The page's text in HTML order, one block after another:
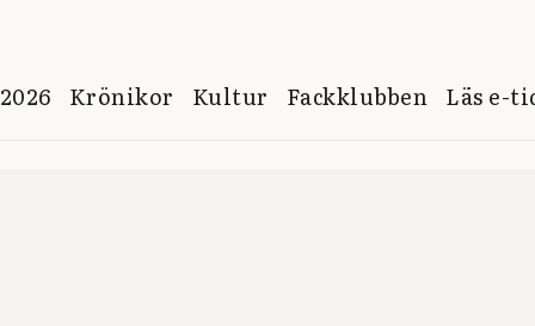
Krönikor Kultur Fackklubben Läs e-